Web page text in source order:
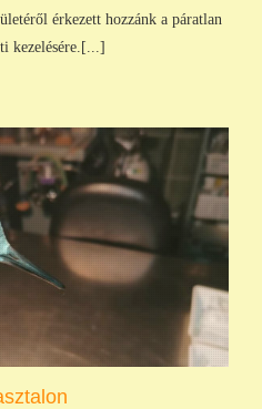
érkezett hozzánk a páratlan
kezelésére.[...]